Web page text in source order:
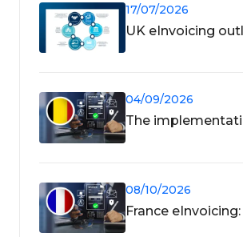
17/07/2026
UK eInvoicing
04/09/2026
The
08/10/2026
France